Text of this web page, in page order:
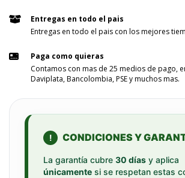
Entregas en todo el pais
Entregas en todo el pais con los mejores
Paga como quieras
Contamos con mas de 25 medios de pago,
Daviplata, Bancolombia, PSE y muchos mas.
! CONDICIONES Y
La garantía cubre 30 días y aplica
únicamente si se respetan estas